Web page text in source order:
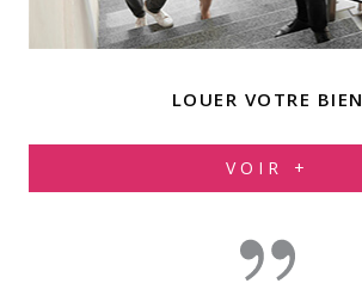
LOUER VOTRE BIEN
VOIR +